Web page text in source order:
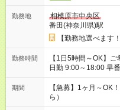
勤務地
相模原市中央区
番田(神奈川県)駅
【勤務地選べます
勤務時間
【1日5時間～OK】ご希
日勤 9:00～18:00 早
短 10:00～15:00 上記はあくまで一例です。 「夕方までには帰宅
しておきたい」 「朝
間を有効に使いたい
ね。
期間
【急募】1ヶ月～OK
ら）